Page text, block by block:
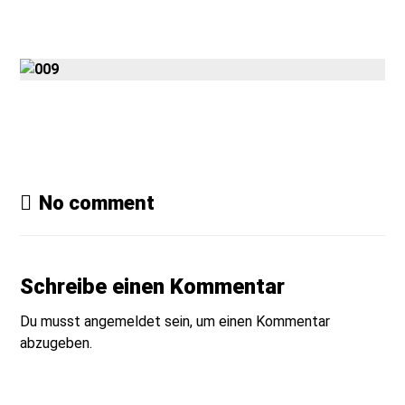
No comment
Schreibe einen Kommentar
Du musstangemeldet sein, um einen Kommentar
abzugeben.